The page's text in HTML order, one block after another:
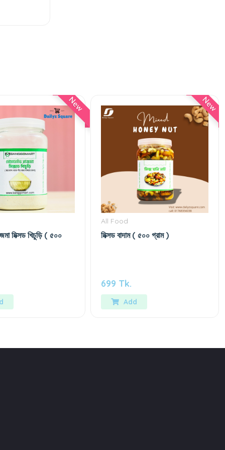
New
মিক্সড খিচুড়ি ( ৫০০
New
All Food
মিক্সড বাদাম ( ৫০০ গ্রাম )
699 Tk.
Add